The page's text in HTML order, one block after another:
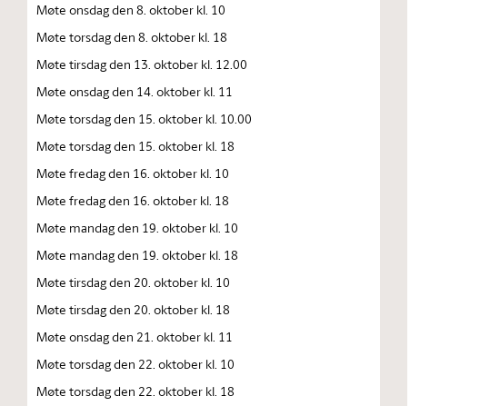
Møte onsdag den 8. oktober kl. 10
Møte torsdag den 8. oktober kl. 18
Møte tirsdag den 13. oktober kl. 12.00
Møte onsdag den 14. oktober kl. 11
Møte torsdag den 15. oktober kl. 10.00
Møte torsdag den 15. oktober kl. 18
Møte fredag den 16. oktober kl. 10
Møte fredag den 16. oktober kl. 18
Møte mandag den 19. oktober kl. 10
Møte mandag den 19. oktober kl. 18
Møte tirsdag den 20. oktober kl. 10
Møte tirsdag den 20. oktober kl. 18
Møte onsdag den 21. oktober kl. 11
Møte torsdag den 22. oktober kl. 10
Møte torsdag den 22. oktober kl. 18